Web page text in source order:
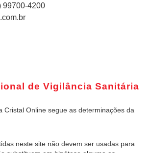
de Vigilância Sanitária
Cristal Online segue as determinações da
neste site não devem ser usadas para
99700-4200